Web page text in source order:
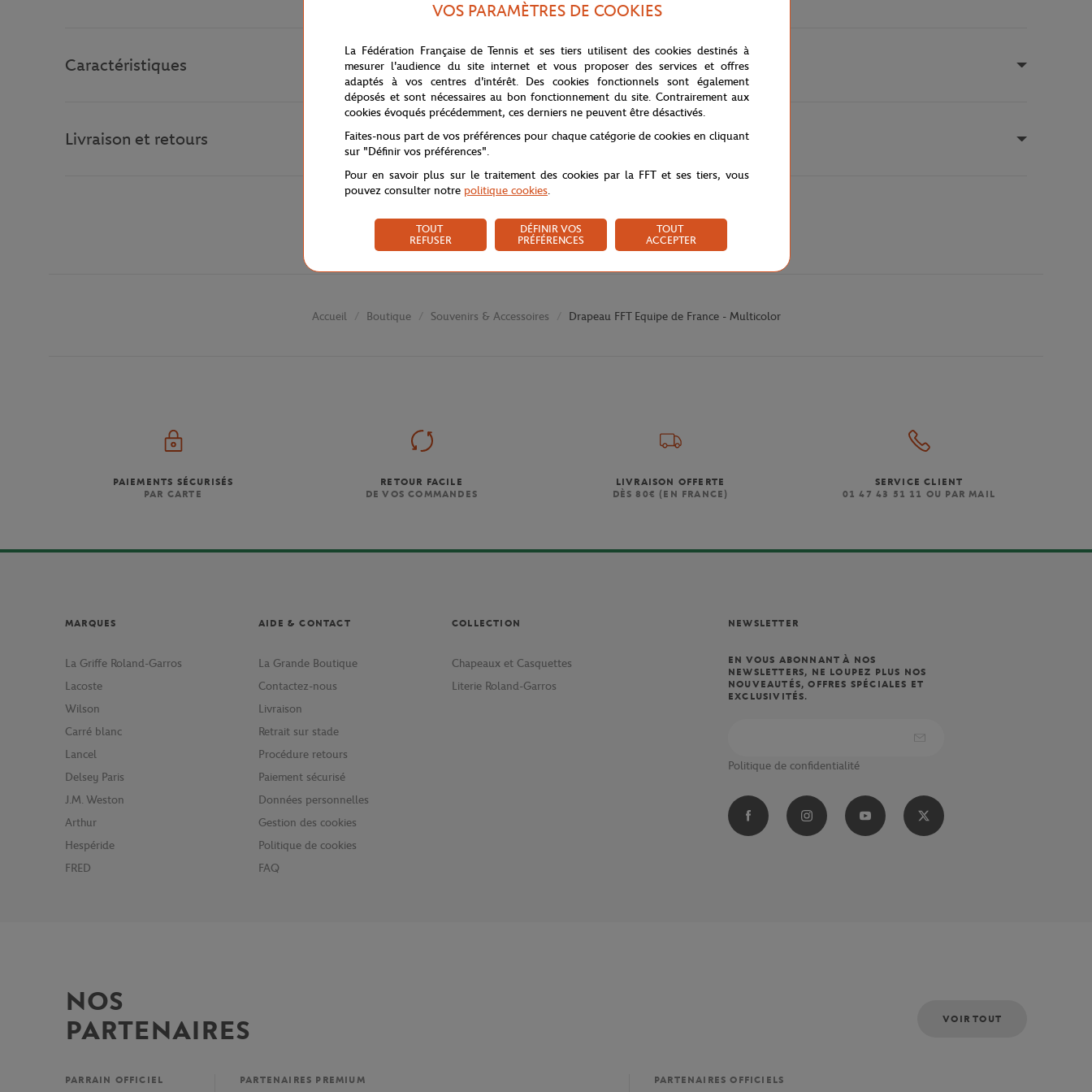
Caractéristiques
Livraison et retours
Accueil Boutique Souvenirs & Accessoires Drapeau FFT Equipe de France - Multicolor
PAIEMENTS SÉCURISÉS
PAR CARTE
RETOUR FACILE
DE VOS COMMANDES
LIVRAISON OFFERTE
DÈS 80€ (EN FRANCE)
SERVICE CLIENT
01 47 43 51 11 OU PAR MAIL
NEWSLETTER
EN VOUS ABONNANT À NOS
NEWSLETTERS, NE LOUPEZ PLUS NOS
NOUVEAUTÉS, OFFRES SPÉCIALES ET
EXCLUSIVITÉS.
Politique de confidentialité
MARQUES
La Griffe Roland-Garros
Lacoste
Wilson
Carré blanc
Lancel
Delsey Paris
J.M. Weston
Arthur
Hespéride
FRED
AIDE & CONTACT
La Grande Boutique
Contactez-nous
Livraison
Retrait sur stade
Procédure retours
Paiement sécurisé
Données personnelles
Gestion des cookies
Politique de cookies
FAQ
COLLECTION
Chapeaux et Casquettes
Literie Roland-Garros
NOS
PARTENAIRES
VOIR TOUT
PARRAIN OFFICIEL PARTENAIRES PREMIUM PARTENAIRES OFFICIELS
VOS PARAMÈTRES DE COOKIES
La Fédération Française de Tennis et ses tiers utilisent des cookies destinés à
mesurer l'audience du site internet et vous proposer des services et offres
adaptés à vos centres d'intérêt. Des cookies fonctionnels sont également
déposés et sont nécessaires au bon fonctionnement du site. Contrairement aux
cookies évoqués précédemment, ces derniers ne peuvent être désactivés.
Faites-nous part de vos préférences pour chaque catégorie de cookies en cliquant
sur "Définir vos préférences".
Pour en savoir plus sur le traitement des cookies par la FFT et ses tiers, vous
pouvez consulter notre politique cookies.
TOUT
REFUSER
DÉFINIR VOS
PRÉFÉRENCES
TOUT
ACCEPTER